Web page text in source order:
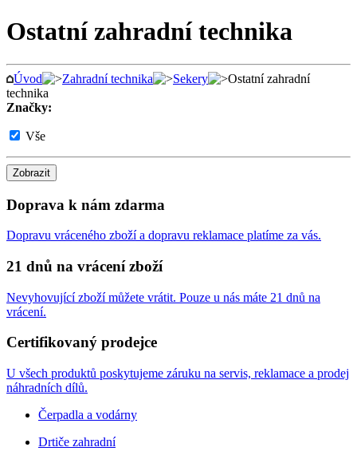
Ostatní zahradní technika
Úvod Zahradní technika Sekery
Ostatní zahradní
technika
Značky:
Vše
Zobrazit
Doprava k nám zdarma
Dopravu vráceného zboží a dopravu reklamace platíme za vás.
21 dnů na vrácení zboží
Nevyhovující zboží můžete vrátit. Pouze u nás máte 21 dnů na
vrácení.
Certifikovaný prodejce
U všech produktů poskytujeme záruku na servis, reklamace a prodej
náhradních dílů.
Čerpadla a vodárny
Drtiče zahradní